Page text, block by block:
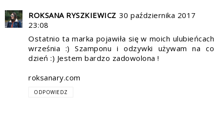
ROKSANA RYSZKIEWICZ 30 października 2017
23:08
Ostatnio ta marka pojawiła się w moich ulubieńcach
września :) Szamponu i odzywki używam na co
dzień :) Jestem bardzo zadowolona !
roksanary.com
ODPOWIEDZ